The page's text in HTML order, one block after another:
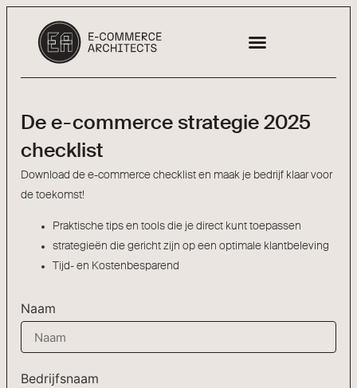
De e-commerce strategie 2025
checklist
Download de e-commerce checklist en maak je bedrijf klaar voor
de toekomst!
Praktische tips en tools die je direct kunt toepassen
strategieën die gericht zijn op een optimale klantbeleving
Tijd- en Kostenbesparend
Naam
Bedrijfsnaam